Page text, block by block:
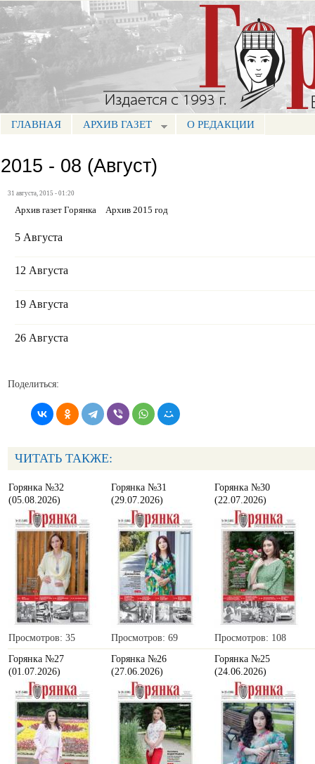
Портал СМИ КБР
МЕНЮ ГОРЯНКА
ГЛАВНАЯ АРХИВ ГАЗЕТ О РЕДАКЦИИ
2015 - 08 (Август)
31 августа, 2015 - 01:20
Архив газет Горянка Архив 2015 год
5 Августа
12 Августа
19 Августа
26 Августа
Поделиться:
ЧИТАТЬ ТАКЖЕ:
Горянка №32
(05.08.2026)
Просмотров: 35
Горянка №31
(29.07.2026)
Просмотров: 69
Горянка №30
(22.07.2026)
Просмотров: 108
Горянка №27
(01.07.2026)
Горянка №26
(27.06.2026)
Горянка №25
(24.06.2026)